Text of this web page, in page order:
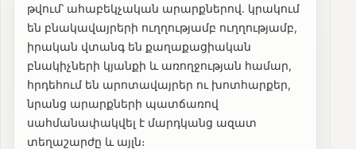
թվում՝ ահաբեկչական արարքներով. կրակում
են բնակավայրերի ուղղությամբ ուղղությամբ,
իրական վտանգ են քաղաքացիական
բնակիչների կյանքի և առողջության համար,
հրդեհում են արոտավայրեր ու խոտհարքեր,
նրանց արարքների պատճառով
սահմանափակվել է մարդկանց ազատ
տեղաշարժը և այլն։